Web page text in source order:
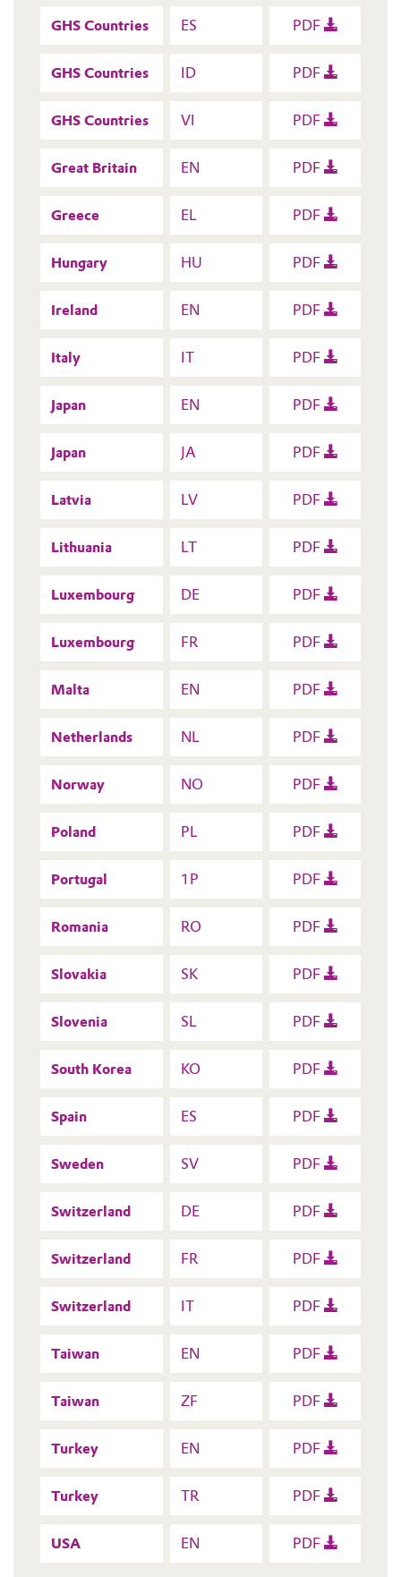
GHS Countries ES PDF
GHS Countries ID PDF
GHS Countries VI PDF
Great Britain EN PDF
Greece EL PDF
Hungary HU PDF
Ireland EN PDF
Italy IT PDF
Japan EN PDF
Japan JA PDF
Latvia LV PDF
Lithuania LT PDF
Luxembourg DE PDF
Luxembourg FR PDF
Malta EN PDF
Netherlands NL PDF
Norway NO PDF
Poland PL PDF
Portugal 1P PDF
Romania RO PDF
Slovakia SK PDF
Slovenia SL PDF
South Korea KO PDF
Spain ES PDF
Sweden SV PDF
Switzerland DE PDF
Switzerland FR PDF
Switzerland IT PDF
Taiwan EN PDF
Taiwan ZF PDF
Turkey EN PDF
Turkey TR PDF
USA EN PDF